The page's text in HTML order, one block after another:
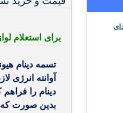
برای استعلام لوازم یدکی
تسمه دینام
آوانته انرژی
دینام را فراهم
بدین صورت که